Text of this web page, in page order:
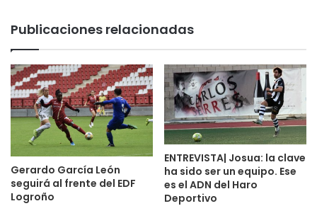
Publicaciones relacionadas
Gerardo García León
seguirá al frente del EDF
Logroño
ENTREVISTA| Josua: la clave
ha sido ser un equipo. Ese
es el ADN del Haro
Deportivo